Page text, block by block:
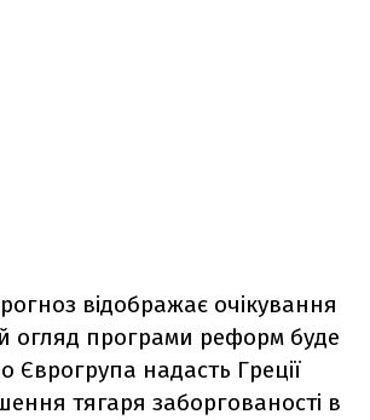
відображає очікування
огляд програми реформ буде
Єврогрупа надасть Греції
тягаря заборгованості в